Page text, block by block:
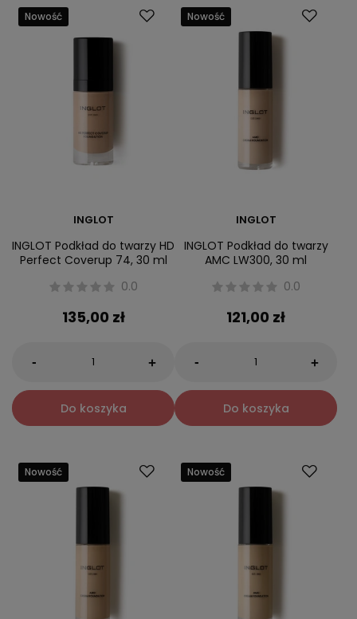
Nowość
INGLOT
INGLOT Podkład do twarzy HD
Perfect Coverup 74, 30 ml
0.0
135,00 zł
- +
Do koszyka
Nowość
INGLOT
INGLOT Podkład do twarzy
AMC LW300, 30 ml
0.0
121,00 zł
- +
Do koszyka
Nowość Nowość